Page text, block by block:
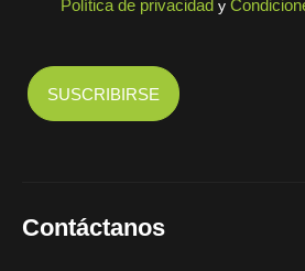
Política de privacidad y
Contáctanos